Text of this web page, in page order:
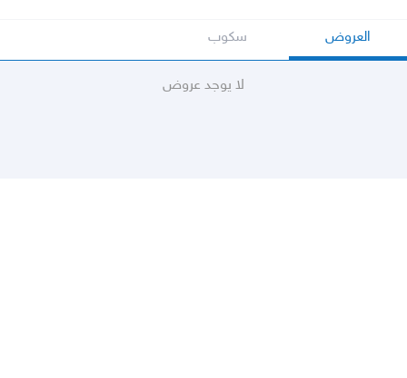
العروض سكوب
لا يوجد عروض